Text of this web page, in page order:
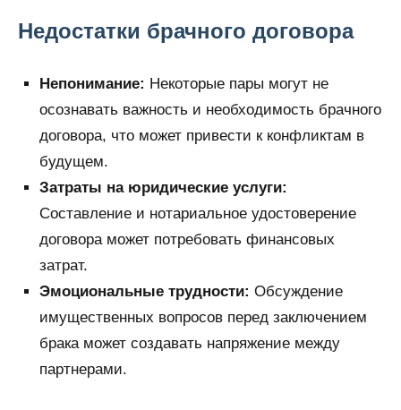
Недостатки брачного договора
Непонимание: Некоторые пары могут не
осознавать важность и необходимость брачного
договора, что может привести к конфликтам в
будущем.
Затраты на юридические услуги:
Составление и нотариальное удостоверение
договора может потребовать финансовых
затрат.
Эмоциональные трудности: Обсуждение
имущественных вопросов перед заключением
брака может создавать напряжение между
партнерами.